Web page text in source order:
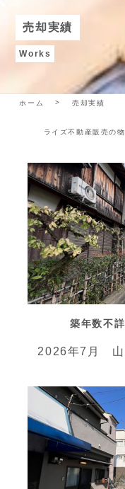
売却実績
Works
ホーム 売却実績
ライズ不動産販売の
築年数不
2026年7月 山